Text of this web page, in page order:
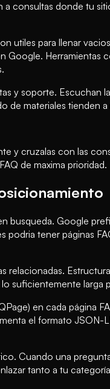
consultas donde tu
utiles para llenar
Google.
y soporte.
de materiales tienden
y cruzalas con las
de maxima prioridad.
busqueda. Google
tener páginas
relacionadas.
suficientemente
en cada
el formato
Cuando una
tanto a tu